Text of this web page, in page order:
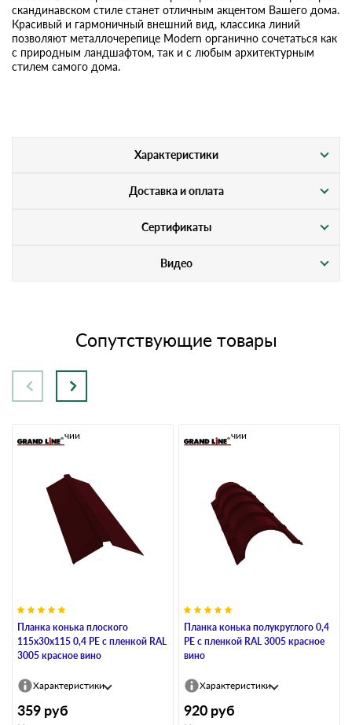
скандинавском стиле станет отличным акцентом Вашего дома.
Красивый и гармоничный внешний вид, классика линий
позволяют металлочерепице Modern органично сочетаться как
с природным ландшафтом, так и с любым архитектурным
стилем самого дома.
Характеристики
Доставка и оплата
Сертификаты
Видео
Сопутствующие товары
Планка конька плоского
115х30х115 0,4 PE с пленкой RAL
3005 красное вино
В наличии
Характеристики
359 руб
Планка конька полукруглого 0,4
PE с пленкой RAL 3005 красное
вино
В наличии
Характеристики
920 руб